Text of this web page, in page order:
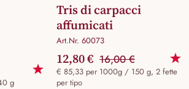
g
Tris di carpacci
affumicati
Art.Nr. 60073
12,80 € 16,00 €
€ 85,33 per 1000g / 150 g, 2 fette
per tipo